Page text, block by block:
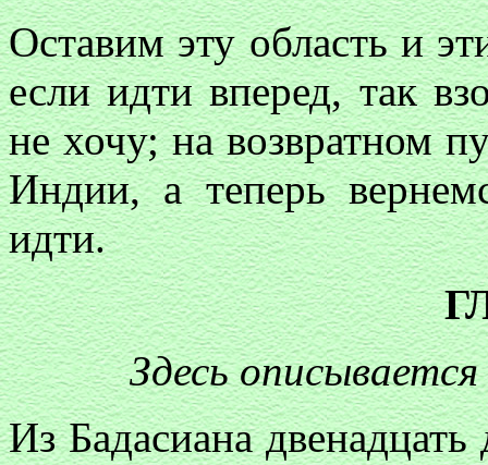
Оставим эту область и
если идти вперед, так
не хочу; на возвратном
Индии, а теперь
идти.
Здесь
Из Бадасиана